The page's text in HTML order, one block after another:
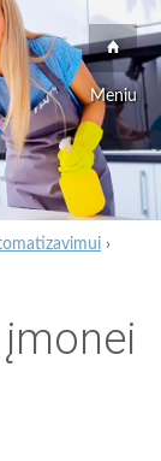
Meniu
›